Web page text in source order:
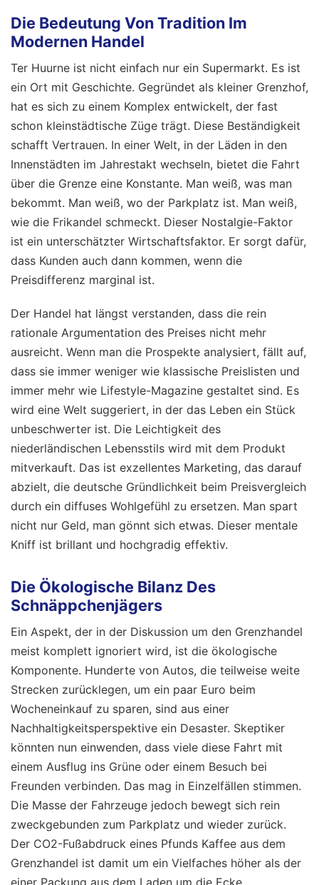
Die Bedeutung Von Tradition Im
Modernen Handel
Ter Huurne ist nicht einfach nur ein Supermarkt. Es ist
ein Ort mit Geschichte. Gegründet als kleiner Grenzhof,
hat es sich zu einem Komplex entwickelt, der fast
schon kleinstädtische Züge trägt. Diese Beständigkeit
schafft Vertrauen. In einer Welt, in der Läden in den
Innenstädten im Jahrestakt wechseln, bietet die Fahrt
über die Grenze eine Konstante. Man weiß, was man
bekommt. Man weiß, wo der Parkplatz ist. Man weiß,
wie die Frikandel schmeckt. Dieser Nostalgie-Faktor
ist ein unterschätzter Wirtschaftsfaktor. Er sorgt dafür,
dass Kunden auch dann kommen, wenn die
Preisdifferenz marginal ist.
Der Handel hat längst verstanden, dass die rein
rationale Argumentation des Preises nicht mehr
ausreicht. Wenn man die Prospekte analysiert, fällt auf,
dass sie immer weniger wie klassische Preislisten und
immer mehr wie Lifestyle-Magazine gestaltet sind. Es
wird eine Welt suggeriert, in der das Leben ein Stück
unbeschwerter ist. Die Leichtigkeit des
niederländischen Lebensstils wird mit dem Produkt
mitverkauft. Das ist exzellentes Marketing, das darauf
abzielt, die deutsche Gründlichkeit beim Preisvergleich
durch ein diffuses Wohlgefühl zu ersetzen. Man spart
nicht nur Geld, man gönnt sich etwas. Dieser mentale
Kniff ist brillant und hochgradig effektiv.
Die Ökologische Bilanz Des
Schnäppchenjägers
Ein Aspekt, der in der Diskussion um den Grenzhandel
meist komplett ignoriert wird, ist die ökologische
Komponente. Hunderte von Autos, die teilweise weite
Strecken zurücklegen, um ein paar Euro beim
Wocheneinkauf zu sparen, sind aus einer
Nachhaltigkeitsperspektive ein Desaster. Skeptiker
könnten nun einwenden, dass viele diese Fahrt mit
einem Ausflug ins Grüne oder einem Besuch bei
Freunden verbinden. Das mag in Einzelfällen stimmen.
Die Masse der Fahrzeuge jedoch bewegt sich rein
zweckgebunden zum Parkplatz und wieder zurück.
Der CO2-Fußabdruck eines Pfunds Kaffee aus dem
Grenzhandel ist damit um ein Vielfaches höher als der